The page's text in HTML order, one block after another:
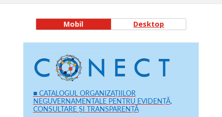
Mobil Desktop
■ CATALOGUL ORGANIZAȚIILOR
NEGUVERNAMENTALE PENTRU EVIDENȚĂ,
CONSULTARE ȘI TRANSPARENȚĂ